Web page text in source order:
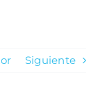
Siguiente